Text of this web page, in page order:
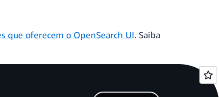
que oferecem o OpenSearch UI. Saiba